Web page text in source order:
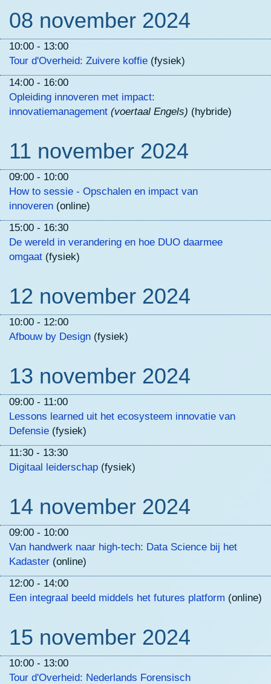
08 november 2024
10:00 - 13:00
Tour d'Overheid: Zuivere koffie (fysiek)
14:00 - 16:00
Opleiding innoveren met impact:
innovatiemanagement (voertaal Engels) (hybride)
11 november 2024
09:00 - 10:00
How to sessie - Opschalen en impact van
innoveren (online)
15:00 - 16:30
De wereld in verandering en hoe DUO daarmee
omgaat (fysiek)
12 november 2024
10:00 - 12:00
Afbouw by Design (fysiek)
13 november 2024
09:00 - 11:00
Lessons learned uit het ecosysteem innovatie van
Defensie (fysiek)
11:30 - 13:30
Digitaal leiderschap (fysiek)
14 november 2024
09:00 - 10:00
Van handwerk naar high-tech: Data Science bij het
Kadaster (online)
12:00 - 14:00
Een integraal beeld middels het futures platform (online)
15 november 2024
10:00 - 13:00
Tour d'Overheid: Nederlands Forensisch